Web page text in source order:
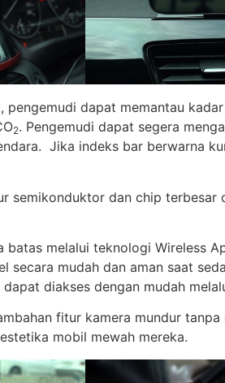
dapat memantau
2. Pengemudi dapat segera
Jika indeks bar berwarna
semikonduktor dan chip terbesar
melalui teknologi Wireless
secara mudah dan aman saat
diakses dengan mudah
fitur kamera mundur
mobil mewah mereka.